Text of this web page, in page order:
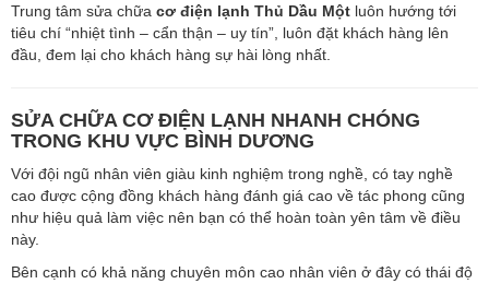
Trung tâm sửa chữa cơ điện lạnh Thủ Dầu Một luôn hướng tới
tiêu chí “nhiệt tình – cẩn thận – uy tín”, luôn đặt khách hàng lên
đầu, đem lại cho khách hàng sự hài lòng nhất.
SỬA CHỮA CƠ ĐIỆN LẠNH NHANH CHÓNG
TRONG KHU VỰC BÌNH DƯƠNG
Với đội ngũ nhân viên giàu kinh nghiệm trong nghề, có tay nghề
cao được cộng đồng khách hàng đánh giá cao về tác phong cũng
như hiệu quả làm việc nên bạn có thể hoàn toàn yên tâm về điều
này.
Bên cạnh có khả năng chuyên môn cao nhân viên ở đây có thái độ